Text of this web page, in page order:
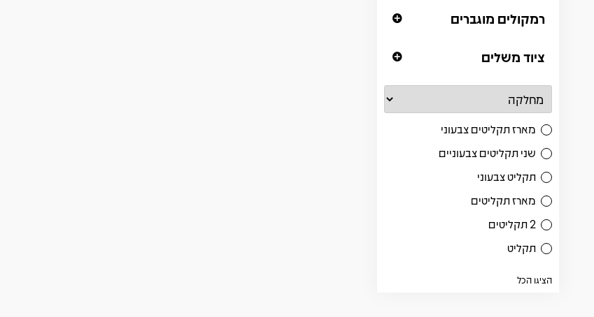
רמקולים מוגברים
ציוד משלים
מארז תקליטים צבעוני
שני תקליטים צבעוניים
תקליט צבעוני
מארז תקליטים
2 תקליטים
תקליט
הציגו הכל